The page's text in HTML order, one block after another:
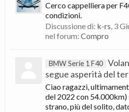
Cerco cappelliera per
condizioni.
Discussione di: k-rs, 3
nel forum: Compro
BMW Serie 1 F40
segue asperità del
Ciao ragazzi,
del 2022 con
strano, più del solito,